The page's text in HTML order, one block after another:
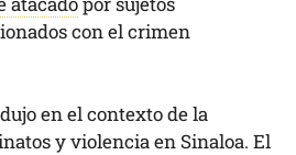
con el crimen
en el contexto de la
y violencia en Sinaloa. El